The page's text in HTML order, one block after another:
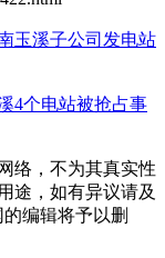
玉溪子公司发电站
4个电站被抢占事
络，不为其真实性
途，如有异议请及
的编辑将予以删